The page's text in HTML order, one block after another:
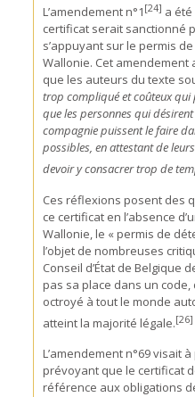
L’amendement n°1 [24] a
certificat serait sanctionné
s’appuyant sur le permis
Wallonie. Cet amendement
que les auteurs du texte
trop compliqué et coûteux qui
que les personnes qui
compagnie puissent le faire
possibles, en attestant de
devoir y consacrer trop de
Ces réflexions posent des
ce certificat en l’absence
Wallonie, le « permis de
l’objet de nombreuses
Conseil d’État de Belgique
pas sa place dans un
octroyé à tout le monde
atteint la majorité légale.[26]
L’amendement n°69 visait
prévoyant que le certificat
référence aux obligations